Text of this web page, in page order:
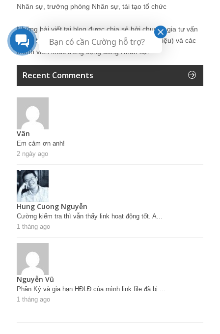
Nhân sự, trưởng phòng Nhân sự, tái tạo tổ chức
Những bài viết tại blog được chia sẻ bởi chuyên gia tư vấn
Quản trị Nhân sự Nguyễn Hùng Cường (giới thiệu) và các
thành viên khác trong cộng đồng Nhân sự.
Recent Comments
Vân
Em cảm ơn anh!
2 ngày ago
Hung Cuong Nguyễn
Cường kiểm tra thì vẫn thấy link hoạt động tốt. A...
1 tháng ago
Nguyễn Vũ
Phần Ký và gia hạn HĐLĐ của mình link file đã bị ...
1 tháng ago
Bạn có cần Cường hỗ trợ?